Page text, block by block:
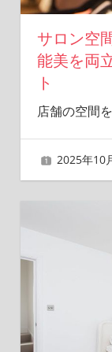
す！
サロン空
能美を両
ト
店舗の空間
2025年10